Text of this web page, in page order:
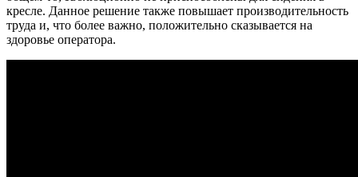
кресле. Данное решение также повышает производительность
труда и, что более важно, положительно сказывается на
здоровье оператора.